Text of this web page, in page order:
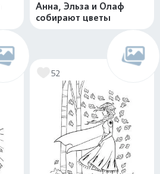
Анна, Эльза и Олаф
собирают цветы
52